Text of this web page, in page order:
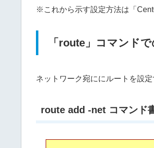
※これから示す設定方法は「
「route」コマンド
ネットワーク宛ににルートを設
route add -net コマンド